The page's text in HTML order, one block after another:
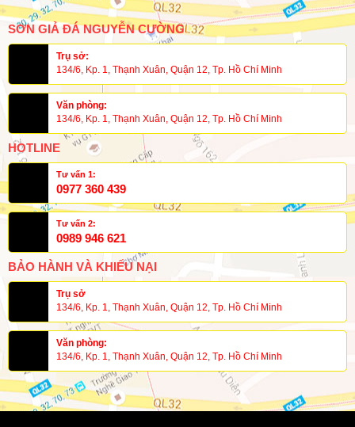
SƠN GIẢ ĐÁ NGUYỄN CƯỜNG
Trụ sở:
134/6, Kp. 1, Thạnh Xuân, Quận 12, Tp. Hồ Chí Minh
Văn phòng:
134/6, Kp. 1, Thạnh Xuân, Quận 12, Tp. Hồ Chí Minh
HOTLINE
Tư vấn 1:
0977 360 439
Tư vấn 2:
0989 946 621
BẢO HÀNH VÀ KHIẾU NẠI
Trụ sở
134/6, Kp. 1, Thạnh Xuân, Quận 12, Tp. Hồ Chí Minh
Văn phòng:
134/6, Kp. 1, Thạnh Xuân, Quận 12, Tp. Hồ Chí Minh